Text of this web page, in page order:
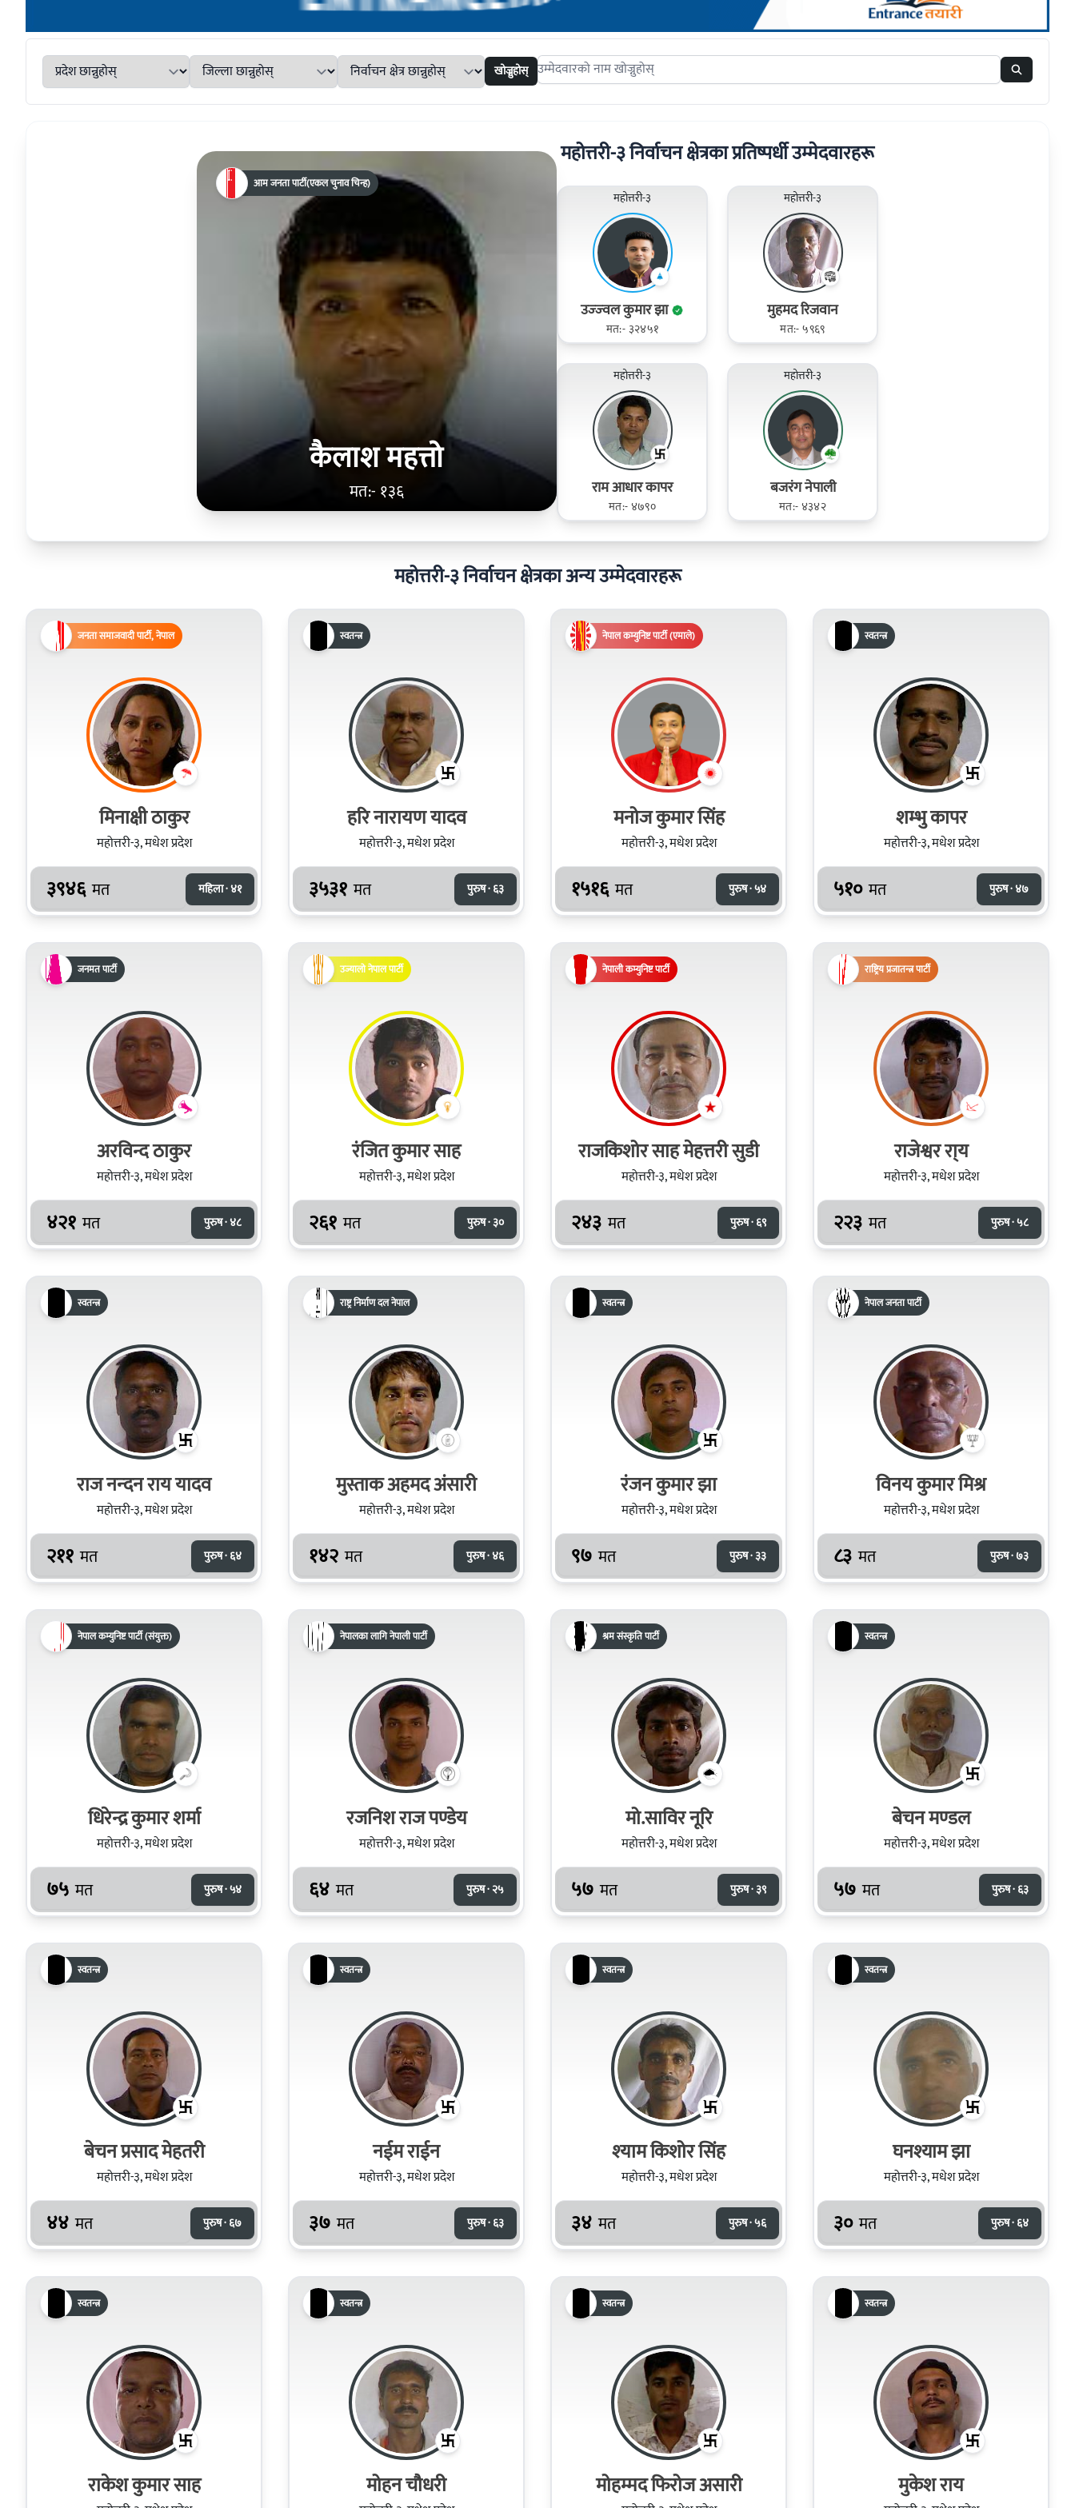
खोज्नुहोस् Search candidates
कैलाश महत्तो
मत:- १३६
आम जनता पार्टी(एकल चुनाव चिन्ह)
महोत्तरी-३ निर्वाचन क्षेत्रका प्रतिष्पर्धी उम्मेदवारहरू
महोत्तरी-३
उज्‍ज्‍वल कुमार झा
मत:- ३२४५१
महोत्तरी-३
मुहमद रिजवान
मत:- ५९६९
महोत्तरी-३
राम आधार कापर
मत:- ४७९०
महोत्तरी-३
बजरंग नेपाली
मत:- ४३४२
महोत्तरी-३ निर्वाचन क्षेत्रका अन्य उम्मेदवारहरू
जनता समाजवादी पार्टी, नेपाल
मिनाक्षी ठाकुर
महोत्तरी-३, मधेश प्रदेश
३९४६ मत महिला · ४१
स्वतन्त्र
हरि नारायण यादव
महोत्तरी-३, मधेश प्रदेश
३५३१ मत पुरुष · ६३
नेपाल कम्युनिष्ट पार्टी (एमाले)
मनोज कुमार सिंह
महोत्तरी-३, मधेश प्रदेश
१५१६ मत पुरुष · ५४
स्वतन्त्र
शम्भु कापर
महोत्तरी-३, मधेश प्रदेश
५१० मत पुरुष · ४७
जनमत पार्टी
अरविन्द ठाकुर
महोत्तरी-३, मधेश प्रदेश
४२१ मत पुरुष · ४८
उज्यालो नेपाल पार्टी
रंजित कुमार साह
महोत्तरी-३, मधेश प्रदेश
२६१ मत पुरुष · ३०
नेपाली कम्युनिष्ट पार्टी
राजकिशोर साह मेहत्तरी सुडी
महोत्तरी-३, मधेश प्रदेश
२४३ मत पुरुष · ६९
राष्ट्रिय प्रजातन्त्र पार्टी
राजेश्वर रा्य
महोत्तरी-३, मधेश प्रदेश
२२३ मत पुरुष · ५८
स्वतन्त्र
राज नन्‍दन राय यादव
महोत्तरी-३, मधेश प्रदेश
२११ मत पुरुष · ६४
राष्ट्र निर्माण दल नेपाल
मुस्ताक अहमद अंसारी
महोत्तरी-३, मधेश प्रदेश
१४२ मत पुरुष · ४६
स्वतन्त्र
रंजन कुमार झा
महोत्तरी-३, मधेश प्रदेश
९७ मत पुरुष · ३३
नेपाल जनता पार्टी
विनय कुमार मिश्र
महोत्तरी-३, मधेश प्रदेश
८३ मत पुरुष · ७३
नेपाल कम्युनिष्ट पार्टी (संयुक्त)
धिरेन्द्र कुमार शर्मा
महोत्तरी-३, मधेश प्रदेश
७५ मत पुरुष · ५४
नेपालका लागि नेपाली पार्टी
रजनिश राज पण्डेय
महोत्तरी-३, मधेश प्रदेश
६४ मत पुरुष · २५
श्रम संस्कृति पार्टी
मो.साविर नूरि
महोत्तरी-३, मधेश प्रदेश
५७ मत पुरुष · ३९
स्वतन्त्र
बेचन मण्‍डल
महोत्तरी-३, मधेश प्रदेश
५७ मत पुरुष · ६३
स्वतन्त्र
बेचन प्रसाद मेहतरी
महोत्तरी-३, मधेश प्रदेश
४४ मत पुरुष · ६७
स्वतन्त्र
नईम राईन
महोत्तरी-३, मधेश प्रदेश
३७ मत पुरुष · ६३
स्वतन्त्र
श्‍याम किशोर सिंह
महोत्तरी-३, मधेश प्रदेश
३४ मत पुरुष · ५६
स्वतन्त्र
घनश्याम झा
महोत्तरी-३, मधेश प्रदेश
३० मत पुरुष · ६४
स्वतन्त्र
राकेश कुमार साह
स्वतन्त्र
मोहन चौधरी
स्वतन्त्र
मोहम्मद फिरोज असारी
स्वतन्त्र
मुकेश राय